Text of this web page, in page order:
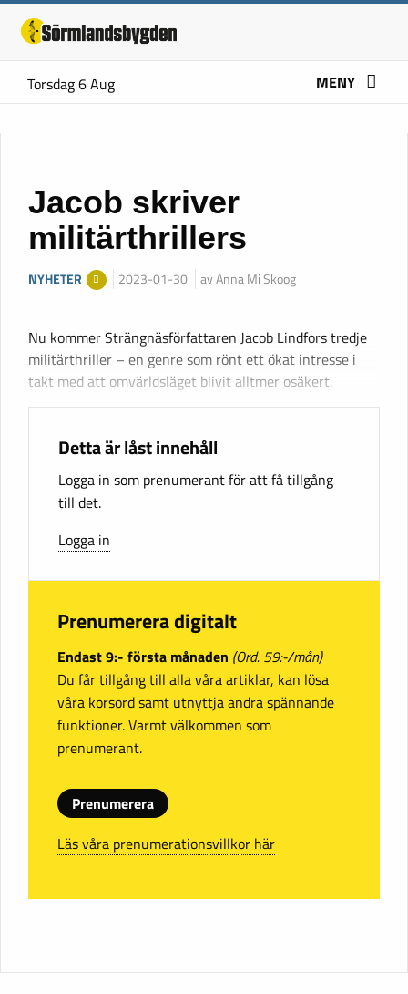
Torsdag 6 Aug MENY
Jacob skriver
militärthrillers
NYHETER 2023-01-30 av Anna Mi Skoog
Nu kommer Strängnäsförfattaren Jacob Lindfors tredje
militärthriller – en genre som rönt ett ökat intresse i
takt med att omvärldsläget blivit alltmer osäkert.
Detta är låst innehåll
Logga in som prenumerant för att få tillgång
till det.
Logga in
Prenumerera digitalt
Endast 9:- första månaden (Ord. 59:-/mån)
Du får tillgång till alla våra artiklar, kan lösa
våra korsord samt utnyttja andra spännande
funktioner. Varmt välkommen som
prenumerant.
Prenumerera
Läs våra prenumerationsvillkor här